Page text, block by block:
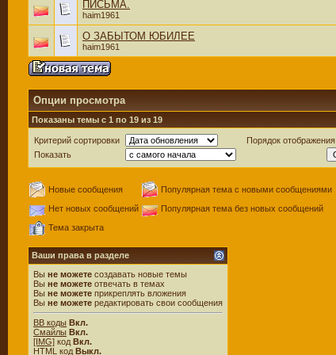
ПИСЬМА.
haim1961
О ЗАБЫТОМ ЮБИЛЕЕ
haim1961
Опции просмотра
Показаны темы с 1 по 19 из 19
Критерий сортировки
Порядок отображения
Показать
Новые сообщения
Популярная тема с новыми сообщениями
Нет новых сообщений
Популярная тема без новых сообщений
Тема закрыта
Ваши права в разделе
Вы не можете создавать новые темы
Вы не можете отвечать в темах
Вы не можете прикреплять вложения
Вы не можете редактировать свои сообщения
BB коды Вкл.
Смайлы Вкл.
[IMG] код Вкл.
HTML код Выкл.